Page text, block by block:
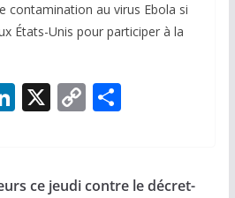
contamination au virus Ebola si
États-Unis pour participer à la
Li
e
X C
y
P
g
ce jeudi contre le décret-